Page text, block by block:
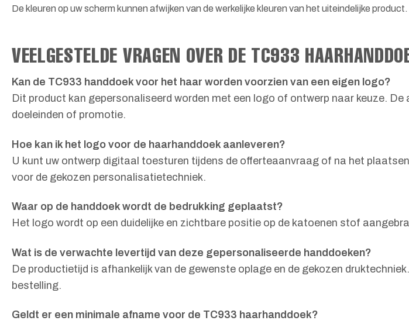
De kleuren op uw scherm kunnen afwijken van de werkelijke kleuren van het uiteindelijke product.
VEELGESTELDE VRAGEN OVER DE TC933
Kan de TC933 handdoek voor het haar worden voorzien van een eigen logo?
Dit product kan gepersonaliseerd worden met een logo of ontwerp naar keuze.
doeleinden of promotie.
Hoe kan ik het logo voor de haarhanddoek aanleveren?
U kunt uw ontwerp digitaal toesturen tijdens de offerteaanvraag of na het
voor de gekozen personalisatietechniek.
Waar op de handdoek wordt de bedrukking geplaatst?
Het logo wordt op een duidelijke en zichtbare positie op de katoenen stof
Wat is de verwachte levertijd van deze gepersonaliseerde handdoeken?
De productietijd is afhankelijk van de gewenste oplage en de gekozen
bestelling.
Geldt er een minimale afname voor de TC933 haarhanddoek?